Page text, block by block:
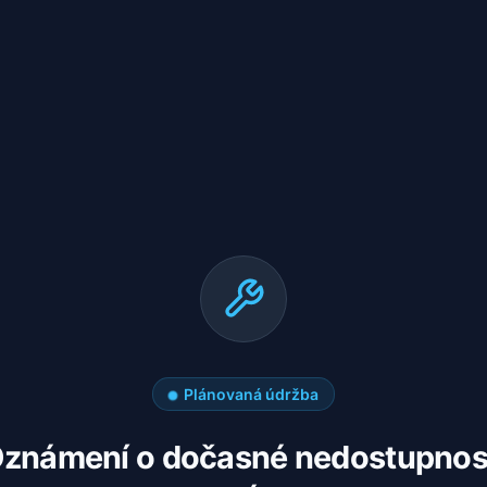
Plánovaná údržba
o dočasné